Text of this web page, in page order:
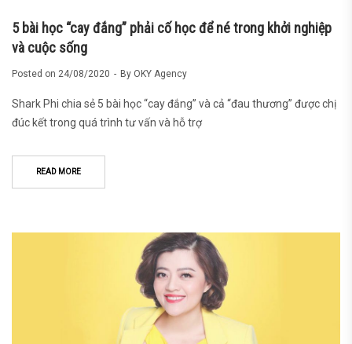
5 bài học “cay đắng” phải cố học để né trong khởi nghiệp
và cuộc sống
Posted on 24/08/2020 By OKY Agency
Shark Phi chia sẻ 5 bài học “cay đắng” và cả “đau thương” được chị
đúc kết trong quá trình tư vấn và hỗ trợ
READ MORE